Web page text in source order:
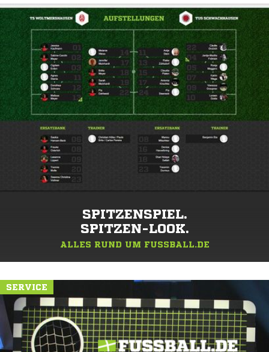
SPITZENSPIEL.
SPITZEN-LOOK.
ALLES RUND UM FUSSBALL.DE
SERVICE